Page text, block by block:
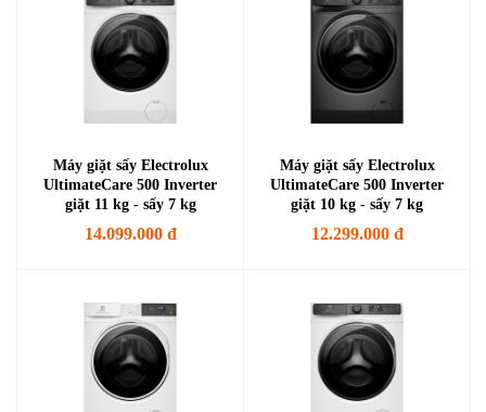
Máy giặt sấy Electrolux
UltimateCare 500 Inverter
giặt 11 kg - sấy 7 kg
EWW1123P5WC
14.099.000 đ
Máy giặt sấy Electrolux
UltimateCare 500 Inverter
giặt 10 kg - sấy 7 kg
EWW1023P5SC
12.299.000 đ